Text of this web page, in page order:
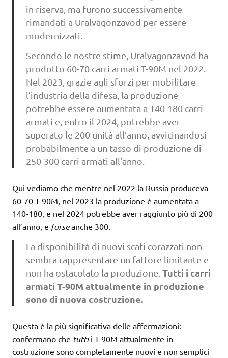
in riserva, ma furono successivamente
rimandati a Uralvagonzavod per essere
modernizzati.
Secondo le nostre stime, Uralvagonzavod ha
prodotto 60-70 carri armati T-90M nel 2022.
Nel 2023, grazie agli sforzi per mobilitare
l’industria della difesa, la produzione
potrebbe essere aumentata a 140-180 carri
armati e, entro il 2024, potrebbe aver
superato le 200 unità all’anno, avvicinandosi
probabilmente a un tasso di produzione di
250-300 carri armati all’anno.
Qui vediamo che mentre nel 2022 la Russia produceva
60-70 T-90M, nel 2023 la produzione è aumentata a
140-180, e nel 2024 potrebbe aver raggiunto più di 200
all’anno, e forseanche 300.
La disponibilità di nuovi scafi corazzati non
sembra rappresentare un fattore limitante e
non ha ostacolato la produzione. Tutti i carri
armati T-90M attualmente in produzione
sono di nuova costruzione.
Questa è la più significativa delle affermazioni:
confermano che tuttii T-90M attualmente in
costruzione sono completamente nuovi e non semplici